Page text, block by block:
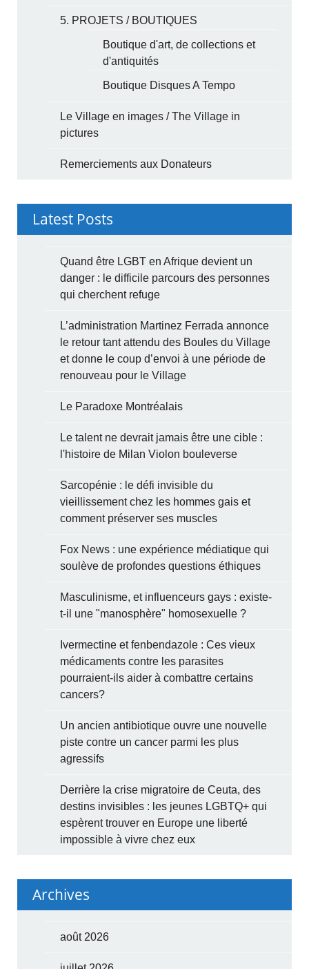
5. PROJETS / BOUTIQUES
Boutique d'art, de collections et
d'antiquités
Boutique Disques A Tempo
Le Village en images / The Village in
pictures
Remerciements aux Donateurs
Latest Posts
Quand être LGBT en Afrique devient un
danger : le difficile parcours des personnes
qui cherchent refuge
L’administration Martinez Ferrada annonce
le retour tant attendu des Boules du Village
et donne le coup d’envoi à une période de
renouveau pour le Village
Le Paradoxe Montréalais
Le talent ne devrait jamais être une cible :
l'histoire de Milan Violon bouleverse
Sarcopénie : le défi invisible du
vieillissement chez les hommes gais et
comment préserver ses muscles
Fox News : une expérience médiatique qui
soulève de profondes questions éthiques
Masculinisme, et influenceurs gays : existe-
t-il une "manosphère" homosexuelle ?
Ivermectine et fenbendazole : Ces vieux
médicaments contre les parasites
pourraient-ils aider à combattre certains
cancers?
Un ancien antibiotique ouvre une nouvelle
piste contre un cancer parmi les plus
agressifs
Derrière la crise migratoire de Ceuta, des
destins invisibles : les jeunes LGBTQ+ qui
espèrent trouver en Europe une liberté
impossible à vivre chez eux
Archives
août 2026